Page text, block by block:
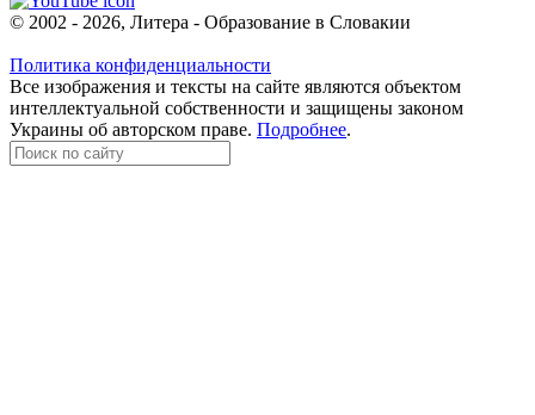
© 2002 - 2026, Литера - Образование в Словакии
Политика конфиденциальности
Все изображения и тексты на сайте являются объектом
интеллектуальной собственности и защищены законом
Украины об авторском праве. Подробнее.